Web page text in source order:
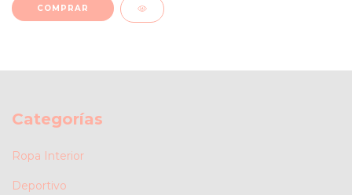
COMPRAR
Categorías
Ropa Interior
Deportivo